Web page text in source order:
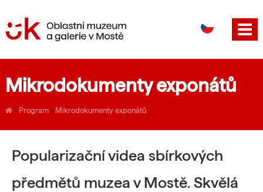
EN
Mikrodokumenty exponátů
› Program› Mikrodokumenty exponátů
Popularizační videa sbírkových
předmětů muzea v Mostě. Skvělá